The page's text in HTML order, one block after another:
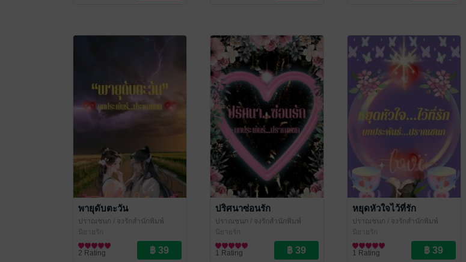
พายุดับตะวัน
ปราณชนก / จงรักสำนักพิมพ์
(จงรัก ปาราวตรี หยาดน้ำค้าง
ปราณชนก)
นิยายรัก
2 Rating
ปริศนาซ่อนรัก
ปราณชนก / จงรักสำนักพิมพ์
(จงรัก ปาราวตรี หยาดน้ำค้าง
ปราณชนก)
นิยายรัก
1 Rating
หยุดหัวใจไว้ที่รัก
ปราณชนก / จงรักสำนักพิมพ์
(จงรัก ปาราวตรี หยาดน้ำค้าง
ปราณชนก)
นิยายรัก
1 Rating